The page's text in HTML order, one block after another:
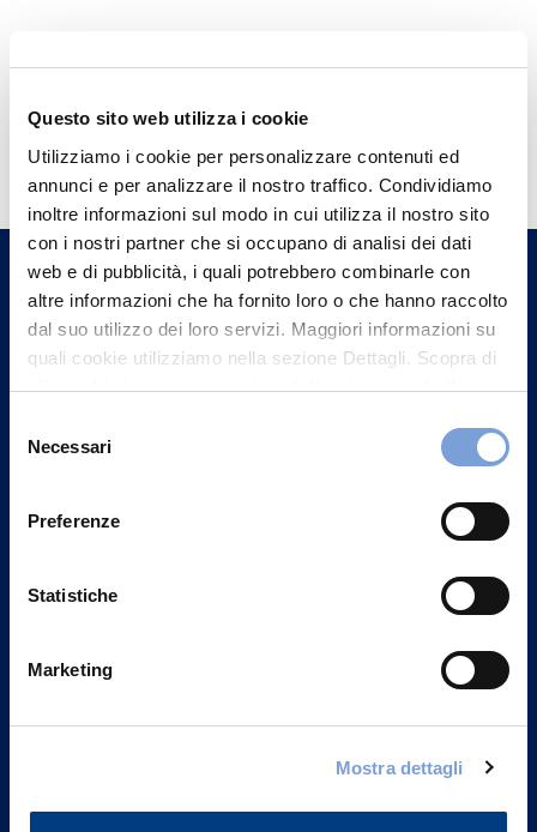
Questo sito web utilizza i cookie
Utilizziamo i cookie per personalizzare contenuti ed
annunci e per analizzare il nostro traffico. Condividiamo
inoltre informazioni sul modo in cui utilizza il nostro sito
con i nostri partner che si occupano di analisi dei dati
web e di pubblicità, i quali potrebbero combinarle con
altre informazioni che ha fornito loro o che hanno raccolto
dal suo utilizzo dei loro servizi. Maggiori informazioni su
quali cookie utilizziamo nella sezione Dettagli. Scopra di
più su chi siamo, come può contattarci e come trattiamo i
può trovare nel footer del sito nella sezione "Informativa
delNecessari
Preferenze
Statistiche
Marketing
Mostra dettagli
Hai bisogno di
informazioni?
Trova l'Agenzia più vicina a te e parla con
un nostro Agente.
Contattaci
Vittoria Assicurazioni S.p.A.